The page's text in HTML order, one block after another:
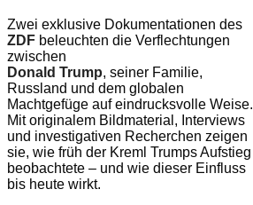
Zwei exklusive Dokumentationen des
ZDF beleuchten die Verflechtungen
zwischen
Donald Trump, seiner Familie,
Russland und dem globalen
Machtgefüge auf eindrucksvolle Weise.
Mit originalem Bildmaterial, Interviews
und investigativen Recherchen zeigen
sie, wie früh der Kreml Trumps Aufstieg
beobachtete – und wie dieser Einfluss
bis heute wirkt.